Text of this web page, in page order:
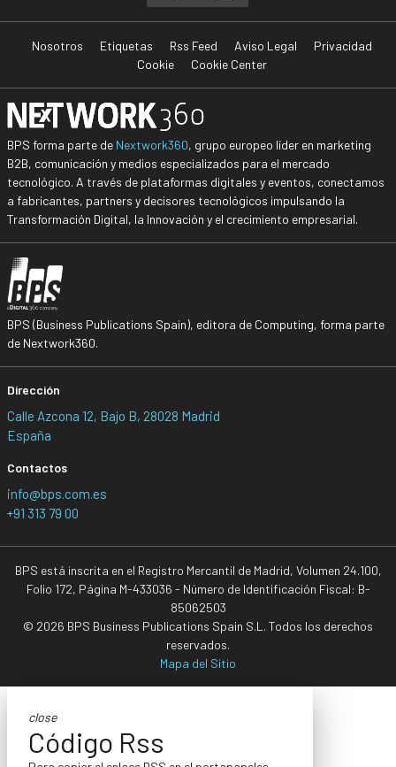
Nosotros Etiquetas Rss Feed Aviso Legal
Privacidad
Cookie
Cookie Center
BPS forma parte de Nextwork360, grupo europeo líder en marketing
B2B, comunicación y medios especializados para el mercado
tecnológico. A través de plataformas digitales y eventos, conectamos
a fabricantes, partners y decisores tecnológicos impulsando la
Transformación Digital, la Innovación y el crecimiento empresarial.
BPS (Business Publications Spain), editora de Computing, forma parte
de Nextwork360.
Dirección
Calle Azcona 12, Bajo B, 28028 Madrid
España
Contactos
info@bps.com.es
+91 313 79 00
BPS está inscrita en el Registro Mercantil de Madrid, Volumen 24.100,
Folio 172, Página M-433036 - Número de Identificación Fiscal: B-
85062503
© 2026 BPS Business Publications Spain S.L. Todos los derechos
reservados.
Mapa del Sitio
close
Código Rss